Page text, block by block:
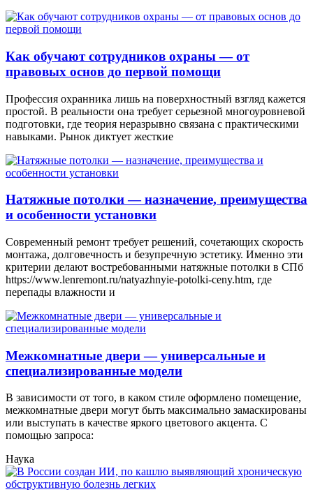
Как обучают сотрудников охраны — от
правовых основ до первой помощи
Профессия охранника лишь на поверхностный взгляд кажется
простой. В реальности она требует серьезной многоуровневой
подготовки, где теория неразрывно связана с практическими
навыками. Рынок диктует жесткие
Натяжные потолки — назначение, преимущества
и особенности установки
Современный ремонт требует решений, сочетающих скорость
монтажа, долговечность и безупречную эстетику. Именно эти
критерии делают востребованными натяжные потолки в СПб
https://www.lenremont.ru/natyazhnyie-potolki-ceny.htm, где
перепады влажности и
Межкомнатные двери — универсальные и
специализированные модели
В зависимости от того, в каком стиле оформлено помещение,
межкомнатные двери могут быть максимально замаскированы
или выступать в качестве яркого цветового акцента. С
помощью запроса:
Наука